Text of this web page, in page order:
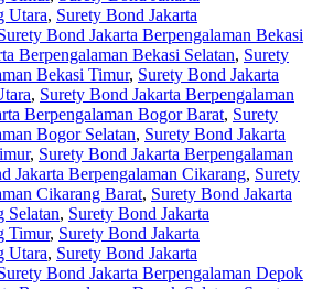
Utara, Surety Bond Jakarta
Bond Jakarta Berpengalaman Bekasi
Berpengalaman Bekasi Selatan, Surety
Bekasi Timur, Surety Bond Jakarta
, Surety Bond Jakarta Berpengalaman
Berpengalaman Bogor Barat, Surety
Bogor Selatan, Surety Bond Jakarta
, Surety Bond Jakarta Berpengalaman
Jakarta Berpengalaman Cikarang, Surety
Cikarang Barat, Surety Bond Jakarta
Selatan, Surety Bond Jakarta
Timur, Surety Bond Jakarta
Utara, Surety Bond Jakarta
Bond Jakarta Berpengalaman Depok